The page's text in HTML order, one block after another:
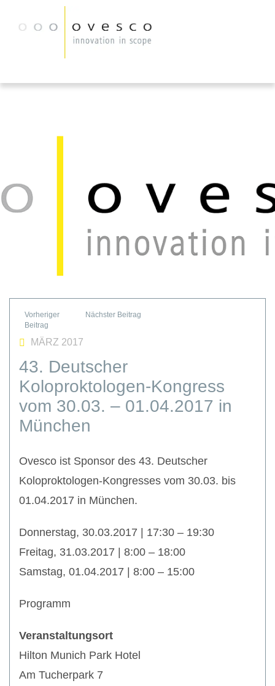
MÄRZ 2017
43. Deutscher
Koloproktologen-Kongress
vom 30.03. – 01.04.2017 in
München
Ovesco ist Sponsor des 43. Deutscher
Koloproktologen-Kongresses vom 30.03. bis
01.04.2017 in München.
Donnerstag, 30.03.2017 | 17:30 – 19:30
Freitag, 31.03.2017 | 8:00 – 18:00
Samstag, 01.04.2017 | 8:00 – 15:00
Programm
Veranstaltungsort
Hilton Munich Park Hotel
Am Tucherpark 7